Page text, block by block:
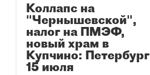
Коллапс на
"Чернышевской",
налог на ПМЭФ,
новый храм в
Купчино: Петербург
15 июля